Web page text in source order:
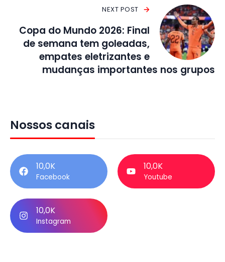
NEXT POST
Copa do Mundo 2026: Final
de semana tem goleadas,
empates eletrizantes e
mudanças importantes nos grupos
Nossos canais
10,0K
Facebook
10,0K
Youtube
10,0K
Instagram